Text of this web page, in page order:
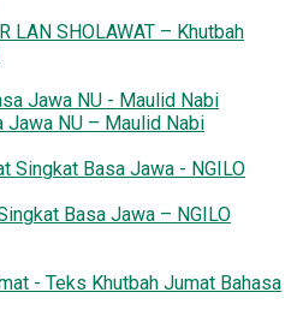
LAN SHOLAWAT – Khutbah
Jawa NU – Maulid Nabi
Basa Jawa – NGILO